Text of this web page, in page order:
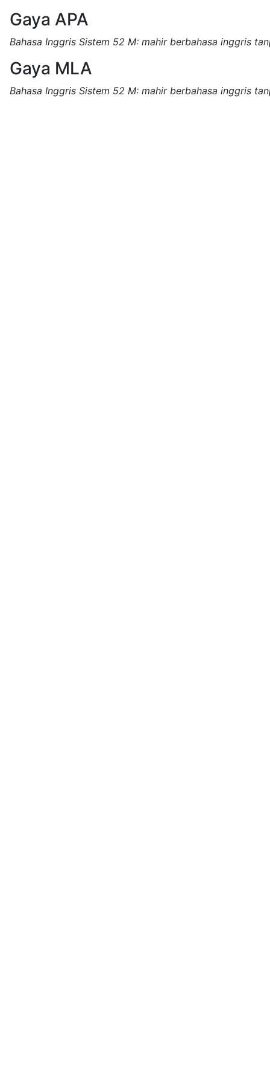
Gaya APA
Bahasa Inggris Sistem 52 M: mahir berbahasa inggris
Gaya MLA
Bahasa Inggris Sistem 52 M: mahir berbahasa inggris